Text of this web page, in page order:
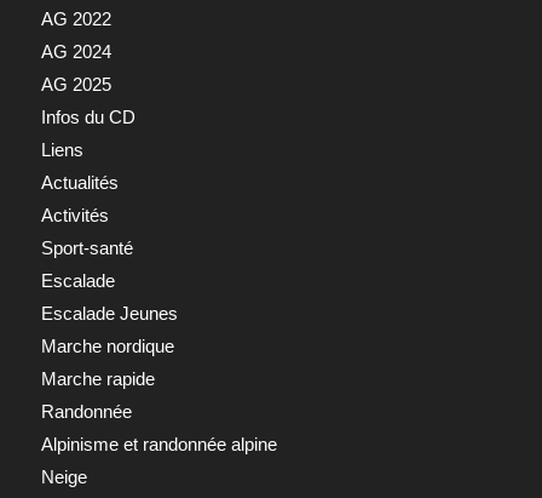
AG 2022
AG 2024
AG 2025
Infos du CD
Liens
Actualités
Activités
Sport-santé
Escalade
Escalade Jeunes
Marche nordique
Marche rapide
Randonnée
Alpinisme et randonnée alpine
Neige